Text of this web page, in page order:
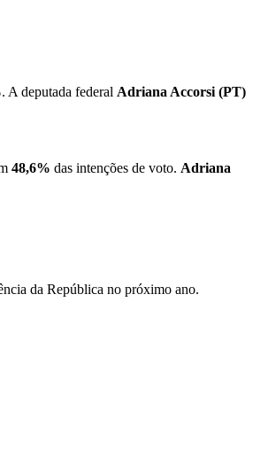
. A deputada federal Adriana Accorsi (PT)
48,6% das intenções de voto. Adriana
da República no próximo ano.